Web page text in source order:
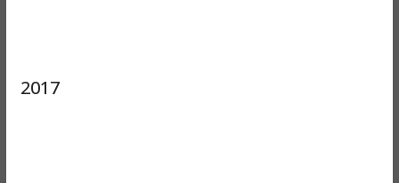
2017